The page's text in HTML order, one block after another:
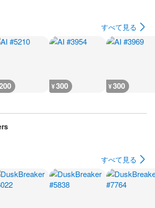
すべて見る
¥300 ¥300
すべて見る